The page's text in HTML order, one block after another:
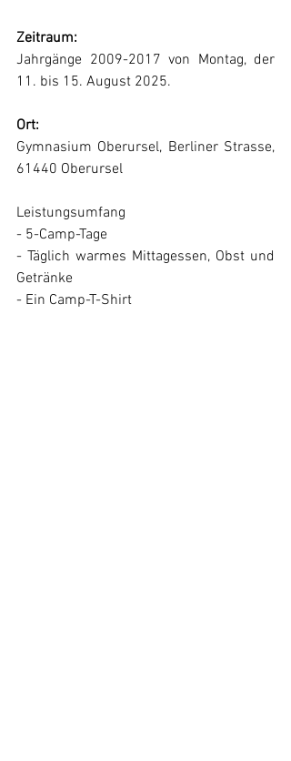
Zeitraum:
Jahrgänge 2009-2017 von Montag, der
11. bis 15. August 2025.
Ort:
Gymnasium Oberursel, Berliner Strasse,
61440 Oberursel
Leistungsumfang
- 5-Camp-Tage
- Täglich warmes Mittagessen, Obst und
Getränke
- Ein Camp-T-Shirt